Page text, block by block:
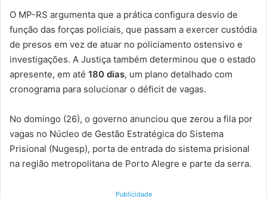
O MP-RS argumenta que a prática configura desvio de
função das forças policiais, que passam a exercer custódia
de presos em vez de atuar no policiamento ostensivo e
investigações. A Justiça também determinou que o estado
apresente, em até 180 dias, um plano detalhado com
cronograma para solucionar o déficit de vagas.
No domingo (26), o governo anunciou que zerou a fila por
vagas no Núcleo de Gestão Estratégica do Sistema
Prisional (Nugesp), porta de entrada do sistema prisional
na região metropolitana de Porto Alegre e parte da serra.
Publicidade